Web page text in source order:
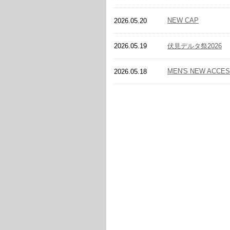
2026.05.20 NEW CAP
2026.05.19 伏見デルタ祭2026
2026.05.18 MEN'S NEW